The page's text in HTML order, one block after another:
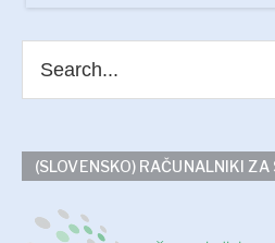
(SLOVENSKO) RAČUNALNIKI